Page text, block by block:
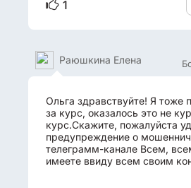
1
Раюшкина Елена
Ольга здравствуйте! Я тоже
за курс, оказалось это не
курс.Скажите, пожалуйста
предупреждение о
телеграмм-канале Всем,
имеете ввиду всем своим